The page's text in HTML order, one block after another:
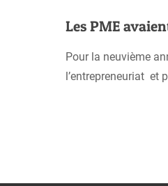
Les PME
Pour la neuvième
l’entrepreneuriat et